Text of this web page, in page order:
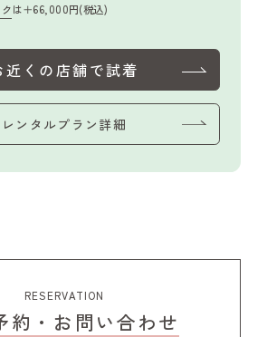
は＋66,000円(税込)
近くの店舗で試着
レンタルプラン詳細
RESERVATION
約・お問い合わせ